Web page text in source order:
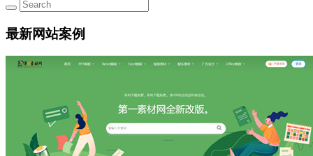
最新网站案例